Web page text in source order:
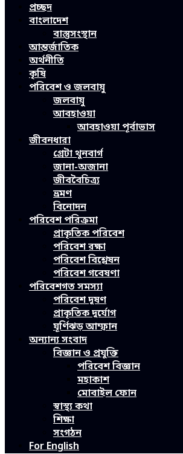
প্রচ্ছদ
বাংলাদেশ
বাস্তুসংস্থান
আন্তর্জাতিক
অর্থনীতি
কৃষি
পরিবেশ ও জলবায়ু
জলবায়ু
আবহাওয়া
আবহাওয়া পূর্বাভাস
জীবনধারা
গ্রেটা থুনবার্গ
জানা-অজানা
জীববৈচিত্র্য
ভ্রমণ
বিনোদন
পরিবেশ পরিক্রমা
প্রাকৃতিক পরিবেশ
পরিবেশ রক্ষা
পরিবেশ বিশ্লেষন
পরিবেশ গবেষণা
পরিবেশগত সমস্যা
পরিবেশ দূষণ
প্রাকৃতিক দুর্যোগ
ঘূর্ণিঝড় আম্ফান
অন্যান্য সংবাদ
বিজ্ঞান ও প্রযুক্তি
পরিবেশ বিজ্ঞান
মহাকাশ
মোবাইল ফোন
স্বাস্থ্য কথা
শিক্ষা
সংগঠন
For English